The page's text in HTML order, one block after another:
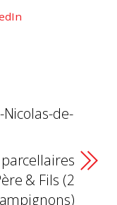
de-
& Fils (2